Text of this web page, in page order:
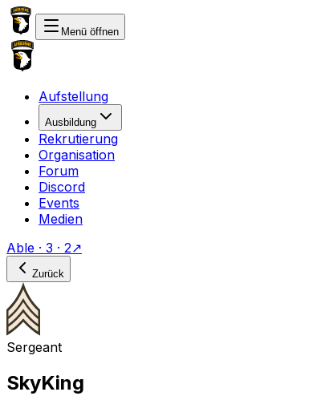
Menü öffnen
Aufstellung
Ausbildung
Rekrutierung
Organisation
Forum
Discord
Events
Medien
Able · 3 · 2↗
Zurück
Sergeant
SkyKing